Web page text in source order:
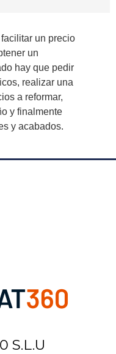
un precio
un
hay que pedir
realizar una
a reformar,
y finalmente
y acabados.
S.L.U